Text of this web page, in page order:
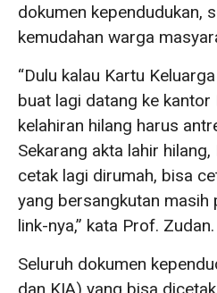
dokumen kependudukan,
kemudahan warga
“Dulu kalau Kartu
buat lagi datang ke kantor
kelahiran hilang harus
Sekarang akta lahir
cetak lagi dirumah, bisa
yang bersangkutan masih
link-nya,” kata Prof. Zudan.
Seluruh dokumen
dan KIA) yang bisa